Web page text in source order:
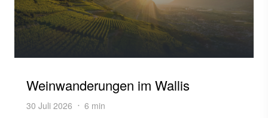
Weinwanderungen im Wallis
30 Juli 2026
6 min